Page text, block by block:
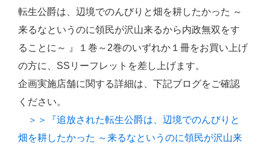
転生公爵は、辺境でのんびりと畑を耕したかった ～
来るなというのに領民が沢山来るから内政無双をす
ることに～ 』１巻～2巻のいずれか１冊をお買い上げ
の方に、SSリーフレットを差し上げます。
企画実施店舗に関する詳細は、下記ブログをご確認
ください。
＞＞『追放された転生公爵は、辺境でのんびりと
畑を耕したかった ～来るなというのに領民が沢山来